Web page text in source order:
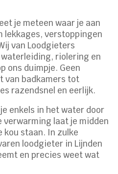
je meteen waar je aan
lekkages, verstoppingen
van Loodgieters
riolering en
ons duimpje. Geen
van badkamers tot
razendsnel en eerlijk.
enkels in het water door
laat je midden
kou staan. In zulke
loodgieter in Lijnden
en precies weet wat